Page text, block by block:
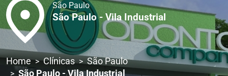
São Paulo
São Paulo - Vila Industrial
Home Clínicas
São Paulo
São Paulo - Vila Industrial